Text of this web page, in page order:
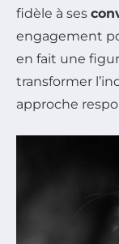
fidèle à ses
engagement
en fait une
transformer
approche